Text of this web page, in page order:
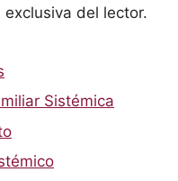
del lector.
Sistémica